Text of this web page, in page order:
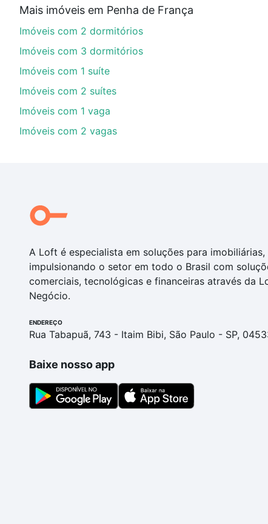
Aqui na Loft temos a oferta ideal para você, com
opções de financiamento imobiliário as parcelas
veja em nosso portal quanto custa comprar um
Mais imóveis em Penha de França
Imóveis com 2 dormitórios
Imóveis com 3 dormitórios
Imóveis com 1 suíte
Imóveis com 2 suítes
Imóveis com 1 vaga
Imóveis com 2 vagas
A Loft é especialista em soluções para imobiliárias,
impulsionando o setor em todo o Brasil com
comerciais, tecnológicas e financeiras através da
Negócio.
ENDEREÇO
Rua Tabapuã, 743 - Itaim Bibi, São Paulo - SP,
Baixe nosso app